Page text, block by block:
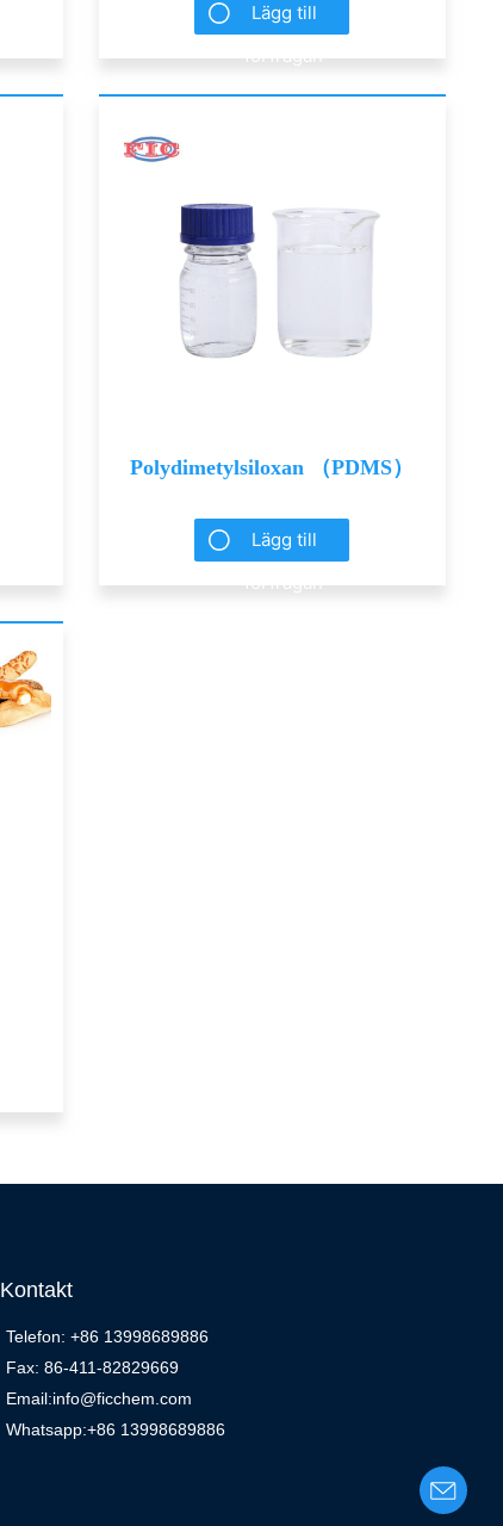
Lägg till
förfrågan
Polydimetylsiloxan （PDMS）
Lägg till
förfrågan
Kontakt
Telefon: +86 13998689886
Fax: 86-411-82829669
Email:info@ficchem.com
Whatsapp:+86 13998689886